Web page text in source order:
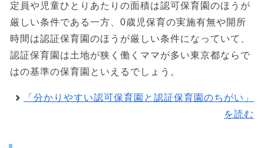
定員や児童ひとりあたりの面積は認可保育園のほうが
厳しい条件である一方、0歳児保育の実施有無や開所
時間は認証保育園のほうが厳しい条件になっていて、
認証保育園は土地が狭く働くママが多い東京都ならで
はの基準の保育園といえるでしょう。
「分かりやすい認可保育園と認証保育園のちがい」
を読む